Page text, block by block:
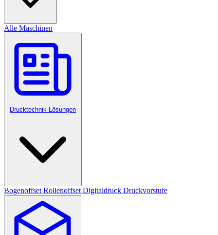
Alle Maschinen
Drucktechnik-Lösungen
Bogenoffset Rollenoffset Digitaldruck Druckvorstufe